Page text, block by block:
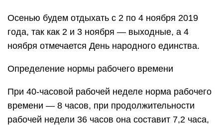
Осенью будем отдыхать с 2 по 4 ноября 2019
года, так как 2 и 3 ноября — выходные, а 4
ноября отмечается День народного единства.
Определение нормы рабочего времени
При 40-часовой рабочей неделе норма рабочего
времени — 8 часов, при продолжительности
рабочей недели 36 часов она составит 7,2 часа,